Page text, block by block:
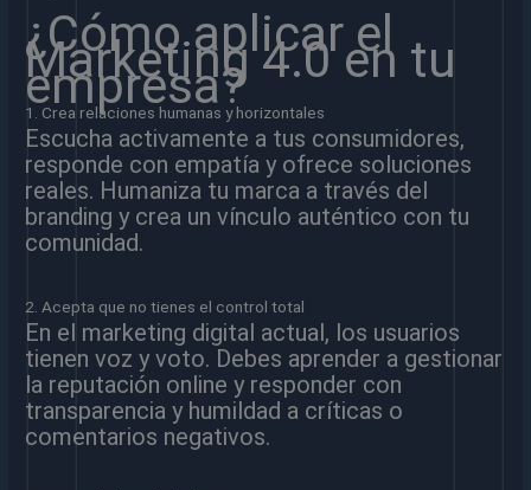
¿Cómo aplicar el
Marketing 4.0 en tu
empresa?
1. Crea relaciones humanas y horizontales
Escucha activamente a tus consumidores,
responde con empatía y ofrece soluciones
reales. Humaniza tu marca a través del
branding y crea un vínculo auténtico con tu
comunidad.
2. Acepta que no tienes el control total
En el marketing digital actual, los usuarios
tienen voz y voto. Debes aprender a gestionar
la reputación online y responder con
transparencia y humildad a críticas o
comentarios negativos.